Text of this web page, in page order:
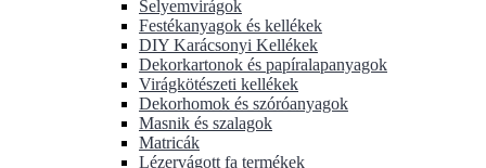
Selyemvirágok
Festékanyagok és kellékek
DIY Karácsonyi Kellékek
Dekorkartonok és papíralapanyagok
Virágkötészeti kellékek
Dekorhomok és szóróanyagok
Masnik és szalagok
Matricák
Lézervágott fa termékek